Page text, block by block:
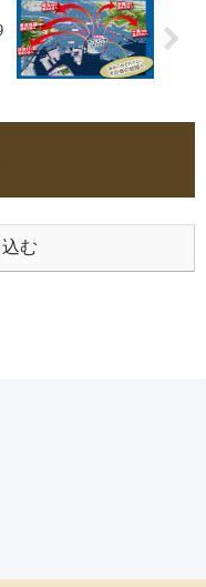
む